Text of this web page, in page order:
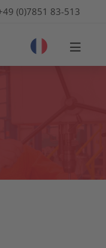
(0)7851 83-513